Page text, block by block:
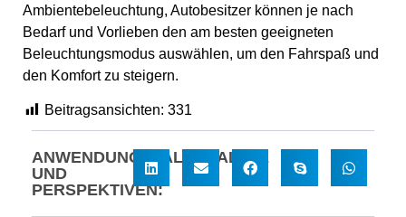
Ambientebeleuchtung, Autobesitzer können je nach
Bedarf und Vorlieben den am besten geeigneten
Beleuchtungsmodus auswählen, um den Fahrspaß und
den Komfort zu steigern.
Beitragsansichten: 331
ANWENDUNGSFALLANALYSE
UND
PERSPEKTIVEN: